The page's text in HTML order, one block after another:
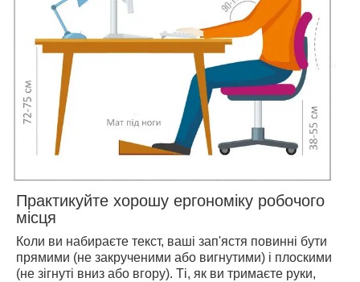
Практикуйте хорошу ергономіку робочого
місця
Коли ви набираєте текст, ваші зап'ястя повинні бути
прямими (не закрученими або вигнутими) і плоскими
(не зігнуті вниз або вгору). Ті, як ви тримаєте руки,